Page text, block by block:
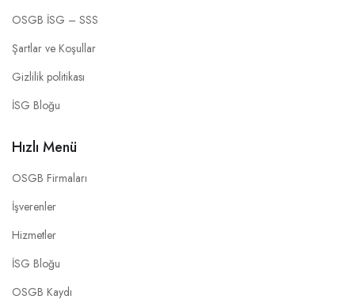
OSGB İSG – SSS
Şartlar ve Koşullar
Gizlilik politikası
İSG Bloğu
Hızlı Menü
OSGB Firmaları
İşverenler
Hizmetler
İSG Bloğu
OSGB Kaydı